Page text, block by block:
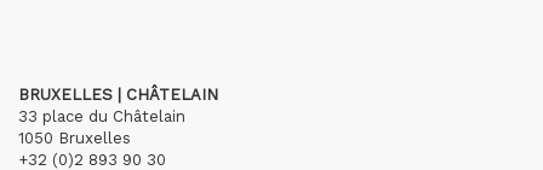
BRUXELLES | CHÂTELAIN
33 place du Châtelain
1050 Bruxelles
+32 (0)2 893 90 30